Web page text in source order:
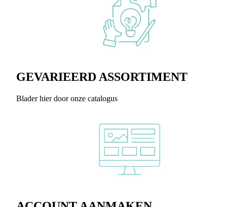
GEVARIEERD ASSORTIMENT
Blader hier door onze catalogus